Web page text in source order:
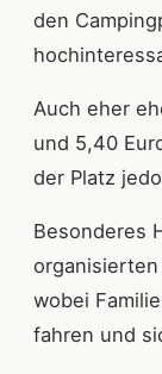
den
Auch eher
und 5,40
der Platz
Besonderes
wobei
fahren und